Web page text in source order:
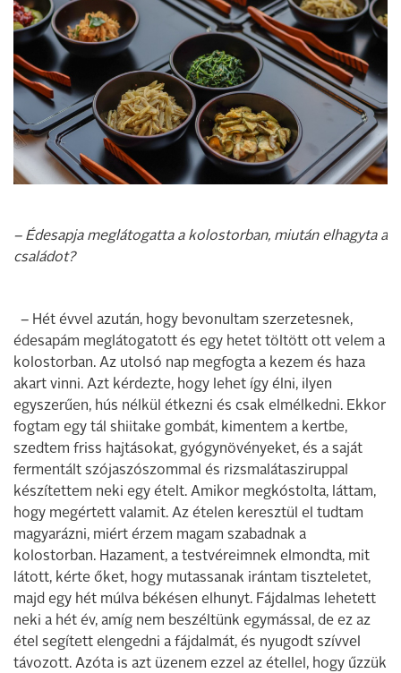
– Édesapja meglátogatta a kolostorban, miután elhagyta a
családot?
– Hét évvel azután, hogy bevonultam szerzetesnek,
édesapám meglátogatott és egy hetet töltött ott velem a
kolostorban. Az utolsó nap megfogta a kezem és haza
akart vinni. Azt kérdezte, hogy lehet így élni, ilyen
egyszerűen, hús nélkül étkezni és csak elmélkedni. Ekkor
fogtam egy tál shiitake gombát, kimentem a kertbe,
szedtem friss hajtásokat, gyógynövényeket, és a saját
fermentált szójaszószommal és rizsmalátasziruppal
készítettem neki egy ételt. Amikor megkóstolta, láttam,
hogy megértett valamit. Az ételen keresztül el tudtam
magyarázni, miért érzem magam szabadnak a
kolostorban. Hazament, a testvéreimnek elmondta, mit
látott, kérte őket, hogy mutassanak irántam tiszteletet,
majd egy hét múlva békésen elhunyt. Fájdalmas lehetett
neki a hét év, amíg nem beszéltünk egymással, de ez az
étel segített elengedni a fájdalmát, és nyugodt szívvel
távozott. Azóta is azt üzenem ezzel az étellel, hogy űzzük